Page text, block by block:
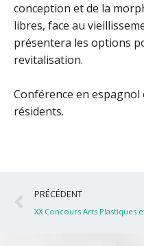
conception et de la
libres, face au
présentera les options
revitalisation.
Conférence en
résidents.
Précédent
PRÉCÉDENT